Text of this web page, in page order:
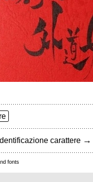
Identificazione carattere →
fonts